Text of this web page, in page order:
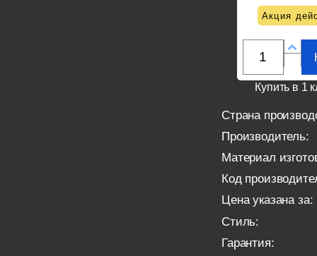
Акция
Купить в 1
Страна
Производитель:
Материал
Код
Цена указана за:
Стиль:
Гарантия: